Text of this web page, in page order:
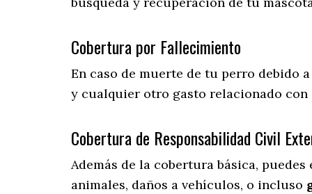
Cobertura por Fallecimiento
En caso de muerte de tu perro debido
y cualquier otro gasto relacionado
Cobertura de Responsabilidad Civil
Además de la cobertura básica,
animales, daños a vehículos, o incluso